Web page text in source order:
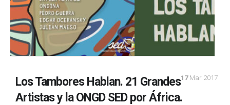
17 Mar 2017
Los Tambores Hablan. 21 Grandes
Artistas y la ONGD SED por África.